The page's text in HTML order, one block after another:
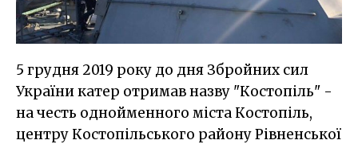
5 грудня 2019 року до дня Збройних сил
України катер отримав назву "Костопіль" -
на честь однойменного міста Костопіль,
центру Костопільського району Рівненської